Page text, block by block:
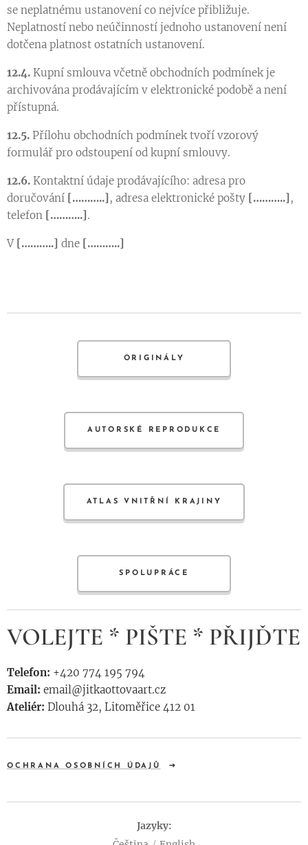
se neplatnému ustanovení co nejvíce přibližuje.
Neplatností nebo neúčinností jednoho ustanovení není
dotčena platnost ostatních ustanovení.
12.4. Kupní smlouva včetně obchodních podmínek je
archivována prodávajícím v elektronické podobě a není
přístupná.
12.5. Přílohu obchodních podmínek tvoří vzorový
formulář pro odstoupení od kupní smlouvy.
12.6. Kontaktní údaje prodávajícího: adresa pro
doručování [………..] , adresa elektronické pošty [………..] ,
telefon [………..].
V [………..] dne [………..]
ORIGINÁLY
AUTORSKÉ REPRODUKCE
ATLAS VNITŘNÍ KRAJINY
SPOLUPRÁCE
VOLEJTE * PIŠTE * PŘIJĎTE
Telefon: +420 774 195 794
Email: email@jitkaottovaart.cz
Ateliér: Dlouhá 32, Litoměřice 412 01
OCHRANA OSOBNÍCH ÚDAJŮ
Jazyky